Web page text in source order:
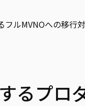
ルMVNOへの移行
るプロ